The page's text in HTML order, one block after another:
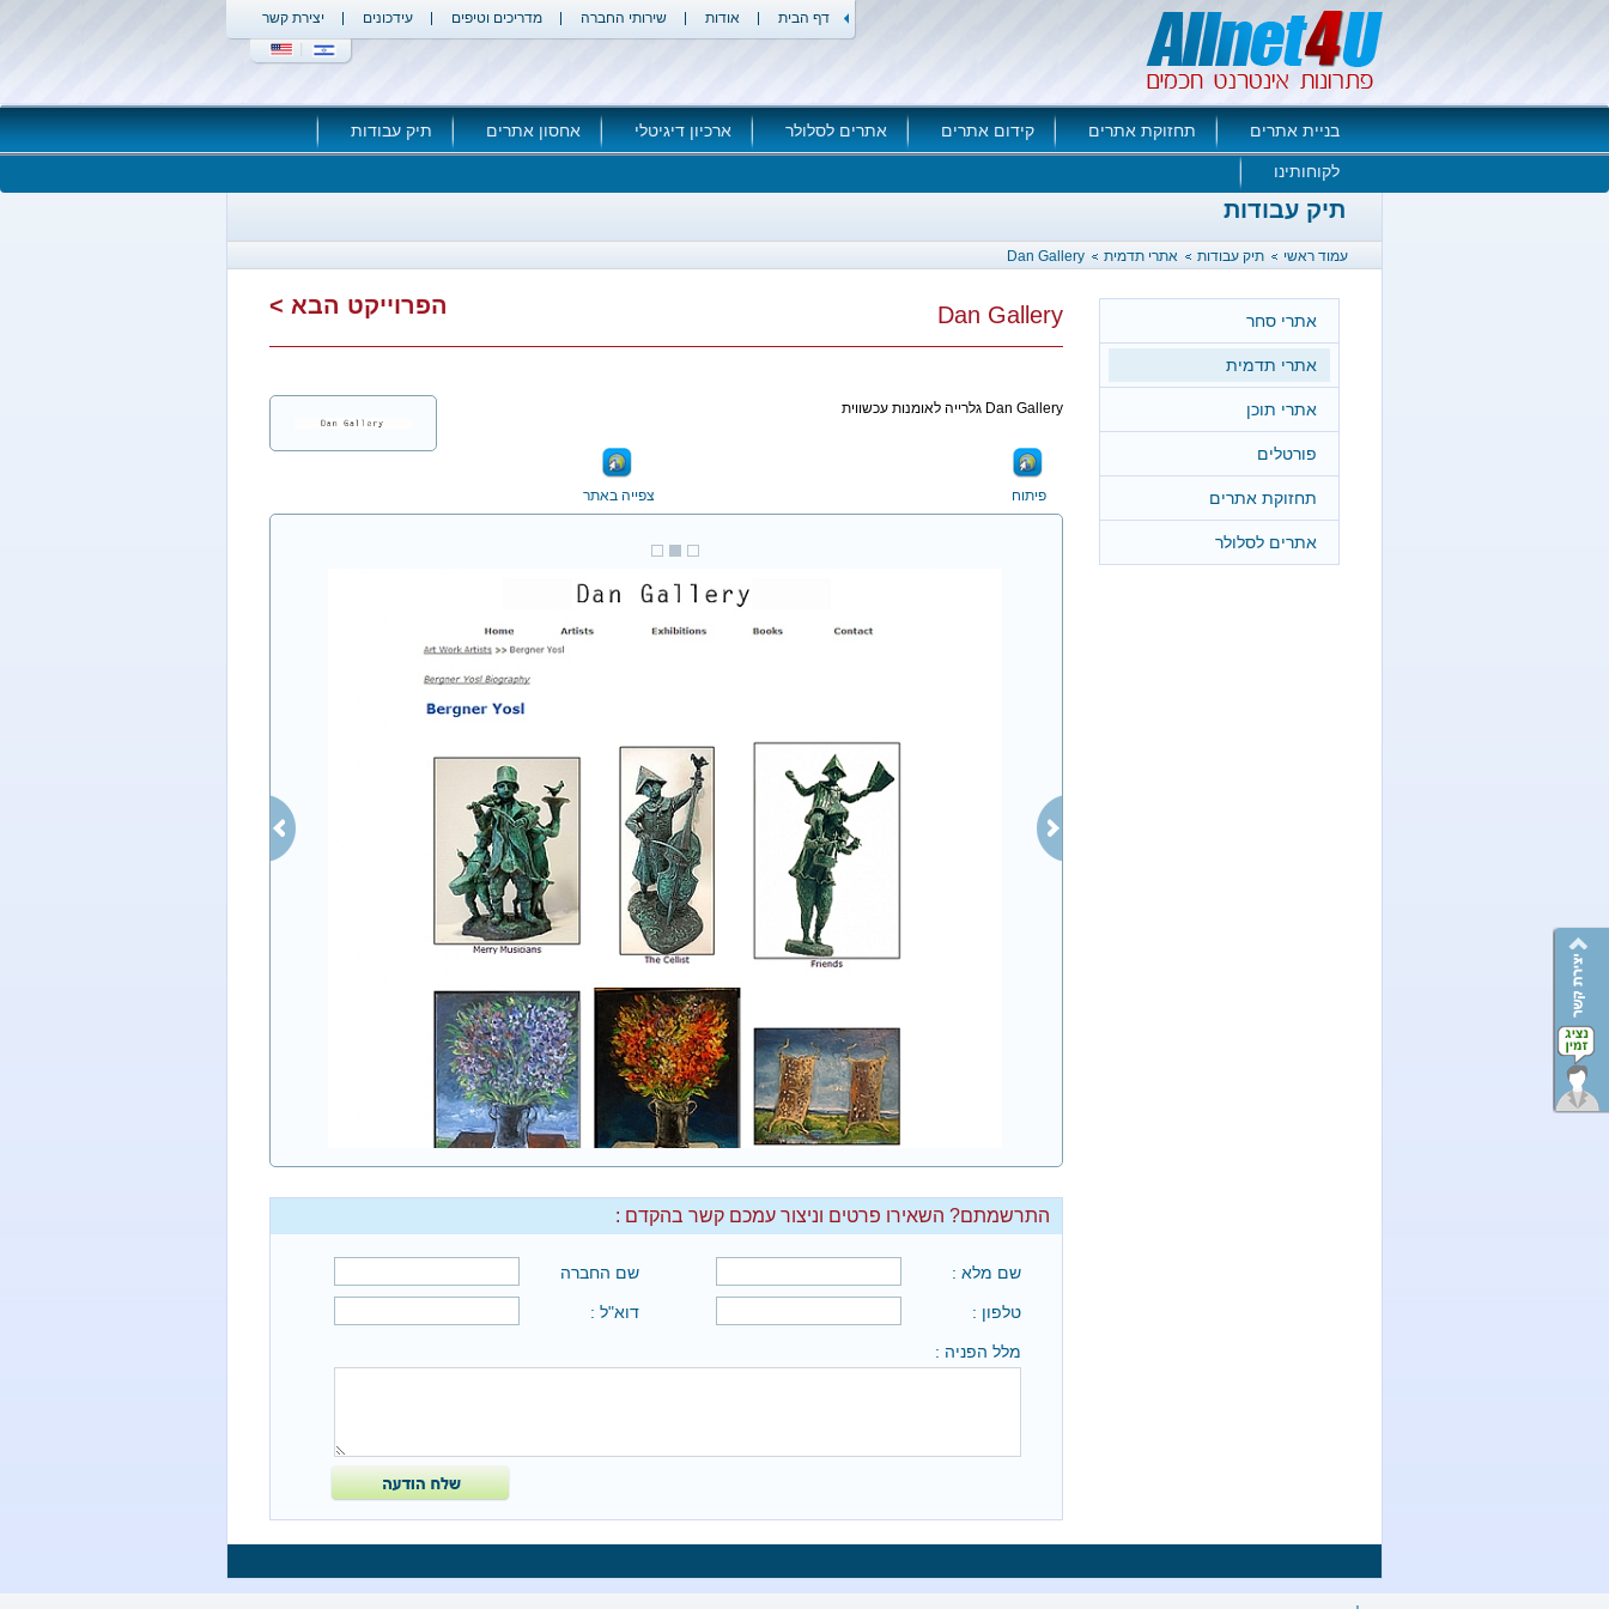
יצירת קשר עידכונים מדריכים וטיפים שירותי החברה אודות דף הבית
בניית אתרים תחזוקת אתרים קידום אתרים אתרים לסלולר ארכיון דיגיטלי אחסון אתרים תיק עבודות
לקוחותינו
תיק עבודות
עמוד ראשי תיק עבודות אתרי תדמית Dan Gallery
אתרי סחר
אתרי תדמית
אתרי תוכן
פורטלים
תחזוקת אתרים
אתרים לסלולר
הפרוייקט הבא > Dan Gallery
Dan Gallery גלרייה לאומנות עכשווית
צפייה באתר פיתוח
התרשמתם? השאירו פרטים וניצור עמכם קשר בהקדם :
שם מלא :
טלפון :
שם החברה
דוא"ל :
מלל הפניה :